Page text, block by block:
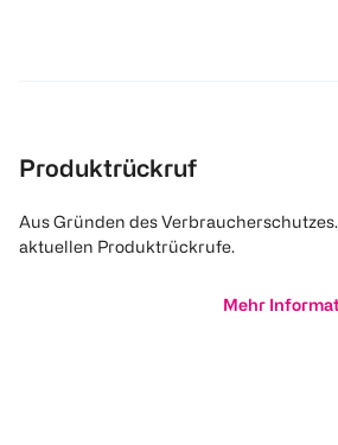
Produktrückruf
Aus Gründen des
aktuellen Produktrückrufe.
Mehr